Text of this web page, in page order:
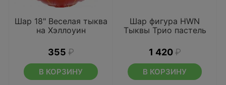
Шар 18" Веселая тыква
на Хэллоуин
355 ₽
В КОРЗИНУ
Шар фигура HWN
Тыквы Трио пастель
1 420 ₽
В КОРЗИНУ